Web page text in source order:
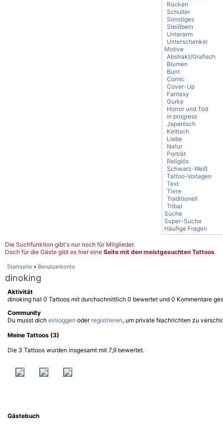
Rücken
Schulter
Sonstiges
Steißbein
Unterarm
Unterschenkel
Motive
Abstrakt/Grafisch
Blumen
Bunt
Comic
Cover-Up
Fantasy
Gurke
Horror und Tod
in progress
Japanisch
Keltisch
Liebe
Natur
Porträt
Religiös
Schwarz-Weiß
Tattoo-Vorlagen
Text
Tiere
Traditionell
Tribal
Suche
Super-Suche
Häufige Fragen
Die Suchfunktion gibt's nur noch für Mitglieder.
Doch für die Gäste gibt es hier eine Seite mit den meistgesuchten Tattoos.
Startseite » Benutzerkonto
dinoking
Aktivität
dinoking hat 0 Tattoos mit durchschnittlich 0 bewertet und 0 Kommentare
Community
Du musst dich einloggen oder registrieren, um private Nachrichten zu
Meine Tattoos (3)
Die 3 Tattoos wurden insgesamt mit 7,9 bewertet.
Gästebuch